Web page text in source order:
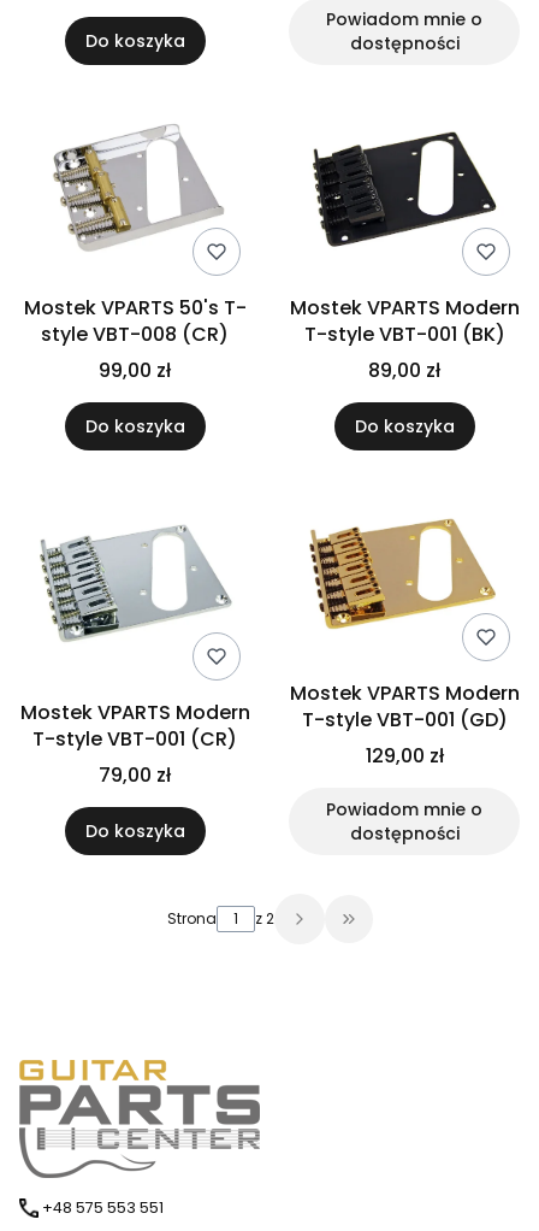
Do koszyka
Powiadom mnie o
dostępności
Mostek VPARTS 50's T-
style VBT-008 (CR)
99,00 zł
Do koszyka
Mostek VPARTS Modern
T-style VBT-001 (BK)
89,00 zł
Do koszyka
Mostek VPARTS Modern
T-style VBT-001 (CR)
79,00 zł
Do koszyka
Mostek VPARTS Modern
T-style VBT-001 (GD)
129,00 zł
Powiadom mnie o
dostępności
Strona z 2 Przejdź do ostatniej
+48 575 553 551